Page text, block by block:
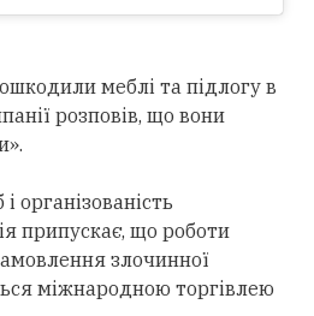
меблі та підлогу в
розповів, що вони
організованість
припускає, що роботи
злочинної
міжнародною торгівлею